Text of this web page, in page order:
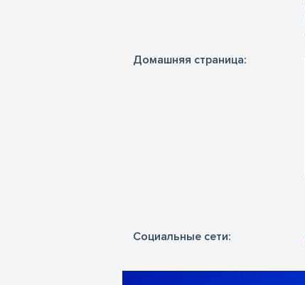
Домашняя страница:
Социальные сети: